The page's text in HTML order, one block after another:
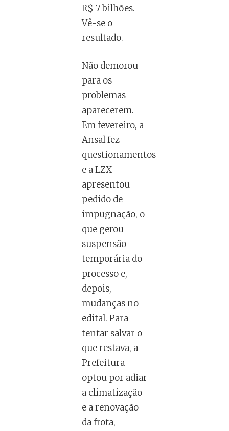
R$ 7 bilhões.
Vê-se o
resultado.
Não demorou
para os
problemas
aparecerem.
Em fevereiro, a
Ansal fez
questionamentos
e a LZX
apresentou
pedido de
impugnação, o
que gerou
suspensão
temporária do
processo e,
depois,
mudanças no
edital. Para
tentar salvar o
que restava, a
Prefeitura
optou por adiar
a climatização
e a renovação
da frota,